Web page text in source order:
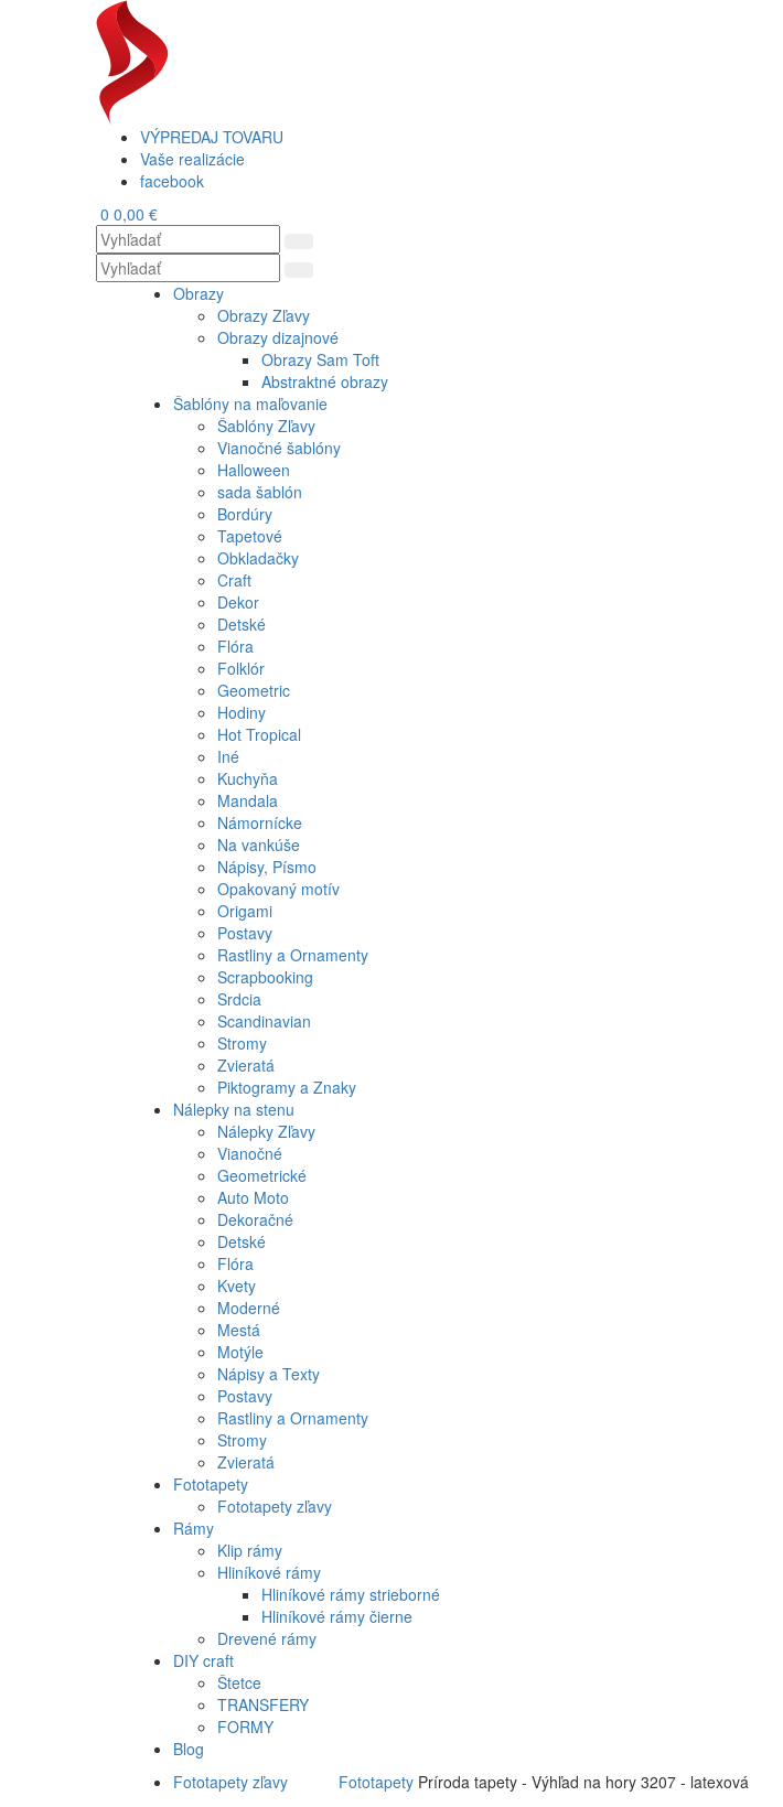
VÝPREDAJ TOVARU
Vaše realizácie
facebook
0 0,00 €
Obrazy
Obrazy Zľavy
Obrazy dizajnové
Obrazy Sam Toft
Abstraktné obrazy
Šablóny na maľovanie
Šablóny Zľavy
Vianočné šablóny
Halloween
sada šablón
Bordúry
Tapetové
Obkladačky
Craft
Dekor
Detské
Flóra
Folklór
Geometric
Hodiny
Hot Tropical
Iné
Kuchyňa
Mandala
Námornícke
Na vankúše
Nápisy, Písmo
Opakovaný motív
Origami
Postavy
Rastliny a Ornamenty
Scrapbooking
Srdcia
Scandinavian
Stromy
Zvieratá
Piktogramy a Znaky
Nálepky na stenu
Nálepky Zľavy
Vianočné
Geometrické
Auto Moto
Dekoračné
Detské
Flóra
Kvety
Moderné
Mestá
Motýle
Nápisy a Texty
Postavy
Rastliny a Ornamenty
Stromy
Zvieratá
Fototapety
Fototapety zľavy
Rámy
Klip rámy
Hliníkové rámy
Hliníkové rámy strieborné
Hliníkové rámy čierne
Drevené rámy
DIY craft
Štetce
TRANSFERY
FORMY
Blog
Fototapety zľavy
Fototapety Príroda tapety - Výhľad na hory 3207 - latexová